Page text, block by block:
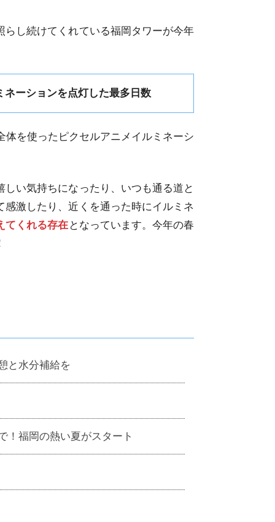
し続けてくれている福岡タワーが今年
ーションを点灯した最多日数
体を使ったピクセルアニメイルミネーシ
い気持ちになったり、いつも通る道と
激したり、近くを通った時にイルミネ
てくれる存在 となっています。今年の春
と水分補給を
！福岡の熱い夏がスタート